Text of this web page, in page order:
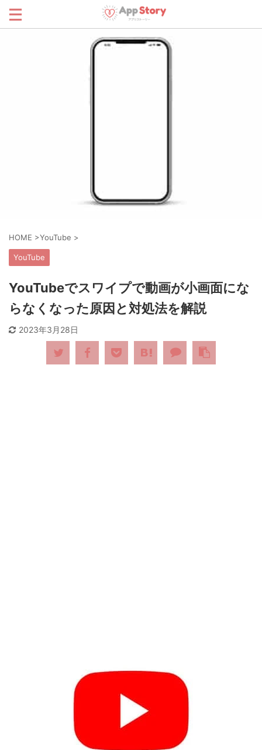
HOME >YouTube >
YouTube
YouTubeでスワイプで動画が小画面にな
らなくなった原因と対処法を解説
2023年3月28日